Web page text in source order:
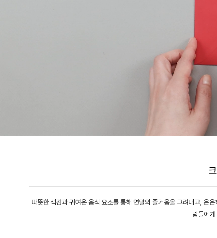
따뜻한 색감과 귀여운 음식 요소를 통해 연말의 즐거움을 그려내고, 은
람들에